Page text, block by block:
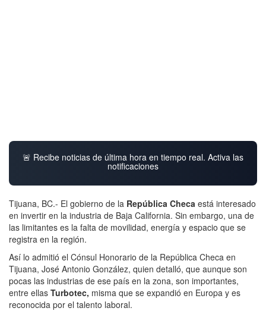
🚨 Recibe noticias de última hora en tiempo real. Activa las
notificaciones
Tijuana, BC.- El gobierno de la República Checa está interesado
en invertir en la industria de Baja California. Sin embargo, una de
las limitantes es la falta de movilidad, energía y espacio que se
registra en la región.
Así lo admitió el Cónsul Honorario de la República Checa en
Tijuana, José Antonio González, quien detalló, que aunque son
pocas las industrias de ese país en la zona, son importantes,
entre ellas Turbotec, misma que se expandió en Europa y es
reconocida por el talento laboral.